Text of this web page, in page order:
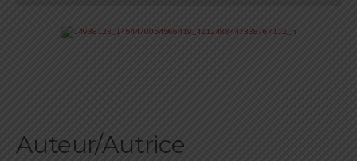
Auteur/Autrice